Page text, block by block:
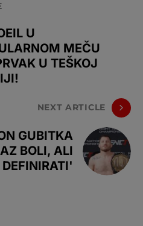
U
MEČU
U TEŠKOJ
NEXT ARTICLE
GUBITKA
BOLI, ALI